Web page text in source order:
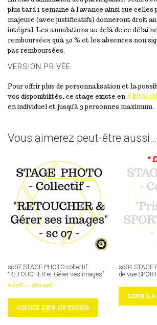
plus tard 1 semaine à l’avance ainsi que celles
majeure (avec justificatifs) donneront droit
intégral. Les annulations au delà de ce délai
remboursées qu’à 50 % et les absences non
pas remboursées.
VERSION PRIVÉE
Pour offrir plus de personnalisation et la
vos disponibilités, ce stage existe en
en individuel et jusqu’à 3 personnes maximum.
Vous aimerez peut-être aussi…
sc07 STAGE PHOTO collectif
“RETOUCHER et Gérer ses images”
0,65€ – 380,00€
g
CHOIX DES OPTIONS
C
p
sc04 STAGE
de vue
LIRE LA